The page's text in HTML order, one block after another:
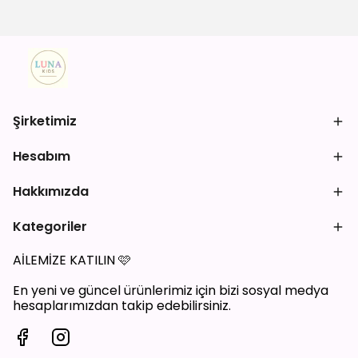
Şirketimiz
Hesabım
Hakkımızda
Kategoriler
AİLEMİZE KATILIN🩷
En yeni ve güncel ürünlerimiz için bizi sosyal medya
hesaplarımızdan takip edebilirsiniz.